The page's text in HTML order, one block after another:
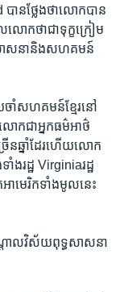
បាន​ថ្លែង​ថា​លោកបាន​
ោក​ថា​ជា​ទុក្ខក្រៀម
សាសនា​និង​សហគមន៍
ាំ​សហគមន៍ខ្មែរ​នៅ​
កជា​អ្នក​ធម៌អាថ៌​
រើន​ឆ្នាំដែរ​ហើយលោក​
ង​រដ្ឋ Virginia​រដ្ឋ
មេរិក​ទាំង​មូល​នេះ​
តាល​វិស័យ​ពុទ្ធសាសនា​